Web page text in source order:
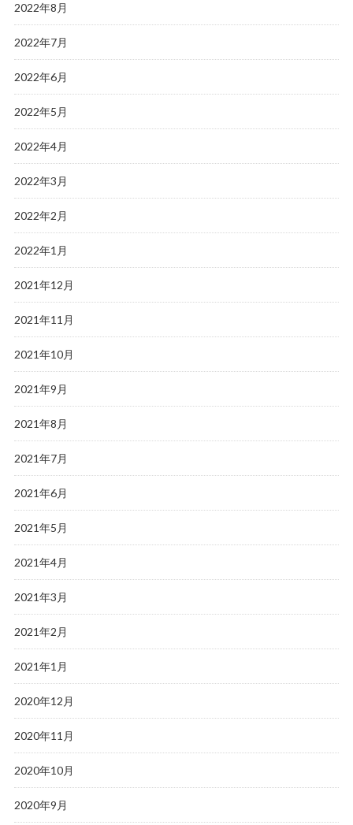
2022年8月
2022年7月
2022年6月
2022年5月
2022年4月
2022年3月
2022年2月
2022年1月
2021年12月
2021年11月
2021年10月
2021年9月
2021年8月
2021年7月
2021年6月
2021年5月
2021年4月
2021年3月
2021年2月
2021年1月
2020年12月
2020年11月
2020年10月
2020年9月